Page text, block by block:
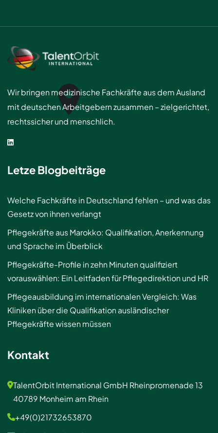
Wir bringen medizinische Fachkräfte aus dem Ausland
mit deutschen Arbeitgebern zusammen – zielgerichtet,
rechtssicher und menschlich.
Letze Blogbeiträge
Welche Fachkräfte in Deutschland fehlen – und was das
Gesetz von ihnen verlangt
Pflegekräfte aus Marokko: Qualifikation, Anerkennung
und Sprache im Überblick
Pflegekräfte-Profile in zehn Minuten qualifiziert
vorauswählen: Ein Leitfaden für Pflegedirektion und HR
Pflegeausbildung im internationalen Vergleich: Was
Kliniken über die Qualifikation ausländischer
Pflegekräfte wissen müssen
Kontakt
TalentOrbit International GmbH Rheinpromenade 13
40789 Monheim am Rhein
+49(0)21732653870